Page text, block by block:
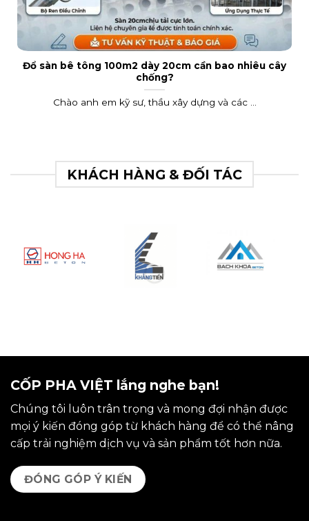
Đổ sàn bê tông 100m2 dày 20cm cần bao nhiêu cây
chống?
Chào anh em kỹ sư, thầu xây dựng và các ...
KHÁCH HÀNG & ĐỐI TÁC
CỐP PHA VIỆT lắng nghe bạn!
Chúng tôi luôn trân trọng và mong đợi nhận được
mọi ý kiến đóng góp từ khách hàng để có thể nâng
cấp trải nghiệm dịch vụ và sản phẩm tốt hơn nữa.
ĐÓNG GÓP Ý KIẾN